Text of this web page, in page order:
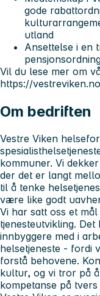
gode
utland
Ansettelse i en
Vil du lese mer om
https://
Om bedriften
Vestre Viken
kommuner. Vi
der det er langt
til å tenke
være like godt
Vi har satt oss et
tjenesteutvikling.
innbyggere med i
helsetjeneste - fordi
forstå behovene.
kultur, og vi tror på
kompetanse på